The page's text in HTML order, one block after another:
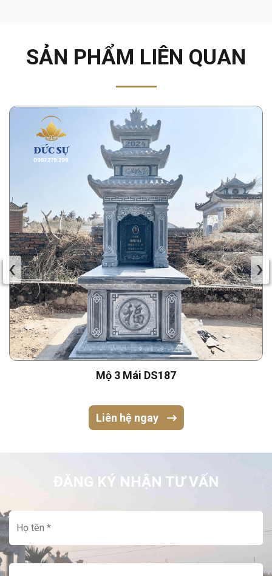
SẢN PHẨM LIÊN QUAN
Mộ 3 Mái DS187
Liên hệ ngay
‹ ›
ĐĂNG KÝ NHẬN TƯ VẤN